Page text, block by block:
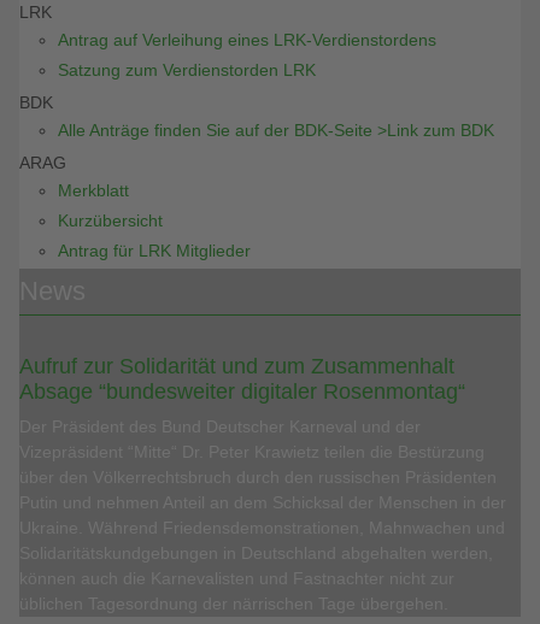
LRK
Antrag auf Verleihung eines LRK-Verdienstordens
Satzung zum Verdienstorden LRK
BDK
Alle Anträge finden Sie auf der BDK-Seite >Link zum BDK
ARAG
Merkblatt
Kurzübersicht
Antrag für LRK Mitglieder
Aufruf zur Solidarität und zum Zusammenhalt
Absage “bundesweiter digitaler Rosenmontag“